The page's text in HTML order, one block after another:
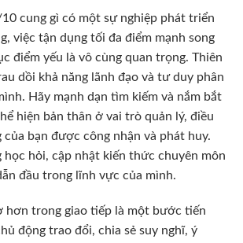
cung gì có một sự nghiệp phát triển
việc tận dụng tối đa điểm mạnh song
điểm yếu là vô cùng quan trọng. Thiên
dồi khả năng lãnh đạo và tư duy phân
Hãy mạnh dạn tìm kiếm và nắm bắt
hiện bản thân ở vai trò quản lý, điều
của bạn được công nhận và phát huy.
học hỏi, cập nhật kiến thức chuyên môn
đầu trong lĩnh vực của mình.
trong giao tiếp là một bước tiến
động trao đổi, chia sẻ suy nghĩ, ý